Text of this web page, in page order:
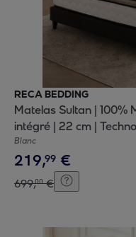
RECA BEDDING
Matelas Sultan | 100%
intégré | 22 cm |
progressif
Blanc
219,99 €
699,00 €